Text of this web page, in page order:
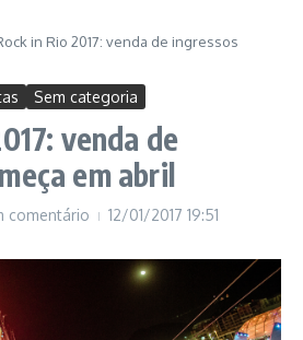
in Rio 2017: venda de ingressos
Sem categoria
venda de
em abril
comentário 12/01/2017 19:51